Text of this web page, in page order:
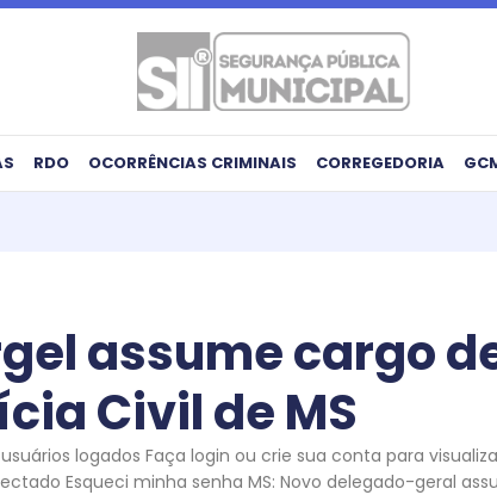
RDO OCORRÊNCIAS CRIMINAIS CORREGEDORIA
assume cargo
Civil de MS
logados Faça login ou crie sua conta para
Esqueci minha senha MS: Novo delegado-geral